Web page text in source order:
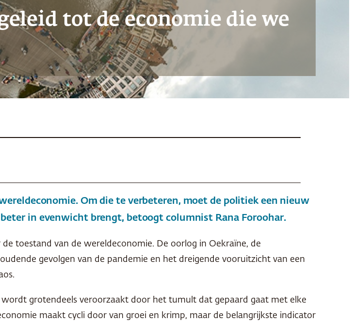
tot de economie die we
Om die te verbeteren, moet de politiek een nieuw
in evenwicht brengt, betoogt columnist Rana Foroohar.
toestand van de wereldeconomie. De oorlog in Oekraïne, de
gevolgen van de pandemie en het dreigende vooruitzicht van een
wordt grotendeels veroorzaakt door het tumult dat gepaard gaat met elke
maakt cycli door van groei en krimp, maar de belangrijkste indicator